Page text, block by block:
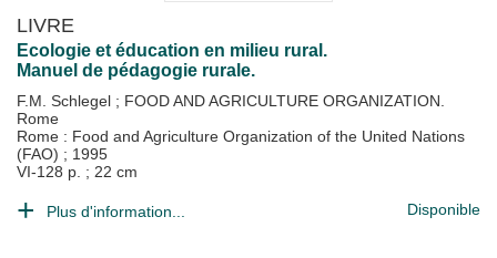
LIVRE
Ecologie et éducation en milieu rural.
Manuel de pédagogie rurale.
F.M. Schlegel ; FOOD AND AGRICULTURE ORGANIZATION.
Rome
Rome : Food and Agriculture Organization of the United Nations
(FAO) ; 1995
VI-128 p. ; 22 cm
Plus d'information... Disponible